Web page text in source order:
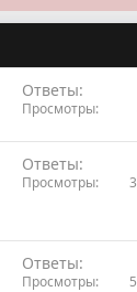
Ответы
Просмотры
Ответы
Просмотры
Ответы
Просмотры